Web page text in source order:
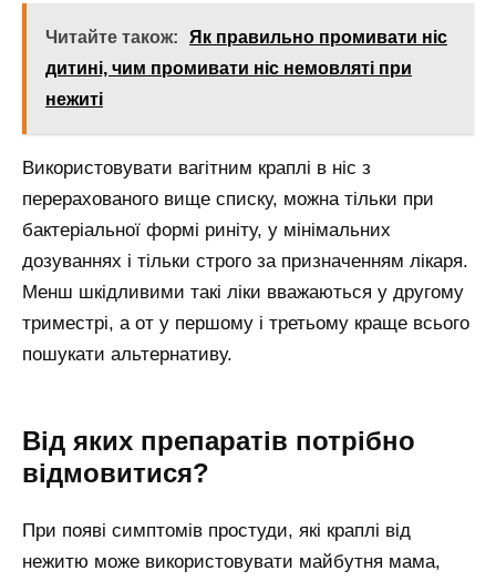
Читайте також:
Як правильно промивати ніс
дитині, чим промивати ніс немовляті при
нежиті
Використовувати вагітним краплі в ніс з
перерахованого вище списку, можна тільки при
бактеріальної формі риніту, у мінімальних
дозуваннях і тільки строго за призначенням лікаря.
Менш шкідливими такі ліки вважаються у другому
триместрі, а от у першому і третьому краще всього
пошукати альтернативу.
Від яких препаратів потрібно
відмовитися?
При появі симптомів простуди, які краплі від
нежитю може використовувати майбутня мама,